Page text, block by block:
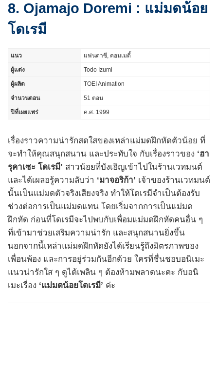
8. Ojamajo Doremi : แม่มดน้อย
โดเรมี
แนว แฟนตาซี, คอมเมดี้
ผู้แต่ง Todo Izumi
ผู้ผลิต TOEI Animation
จำนวนตอน 51 ตอน
ปีที่เผยแพร่ ค.ศ. 1999
เรื่องราวความน่ารักสดใสของเหล่าแม่มดฝึกหัดตัวน้อย ที่
จะทำให้คุณสนุกสนาน และประทับใจ กับเรื่องราวของ ‘ฮา
รุคาเซะ โดเรมี’ สาวน้อยที่บังเอิญเข้าไปในร้านเวทมนต์
และได้เผลอรู้ความลับว่า ‘มาจอริก้า’ เจ้าของร้านเวทมนต์
นั้นเป็นแม่มดตัวจริงเสียงจริง ทำให้โดเรมีจำเป็นต้องรับ
ช่วงต่อการเป็นแม่มดแทน โดยเริ่มจากการเป็นแม่มด
ฝึกหัด ก่อนที่โดเรมีจะไปพบกับเพื่อมแม่มดฝึกหัดคนอื่น ๆ
ที่เข้ามาช่วยเสริมความน่ารัก และสนุกสนานยิ่งขึ้น
นอกจากนี้เหล่าแม่มดฝึกหัดยังได้เรียนรู้ถึงมิตรภาพของ
เพื่อนพ้อง และการอยู่ร่วมกันอีกด้วย ใครที่ชื่นชอบอนิเมะ
แนวน่ารักใส ๆ ดูได้เพลิน ๆ ต้องห้ามพลาดนะคะ กับอนิ
เมะเรื่อง ‘แม่มดน้อยโดเรมี’ ค่ะ